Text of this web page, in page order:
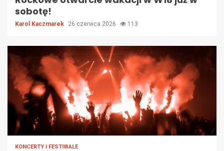
sobotę!
Karol Kaczmarek 26 czerwca 2026 113
KONCERTY I FESTIWALE